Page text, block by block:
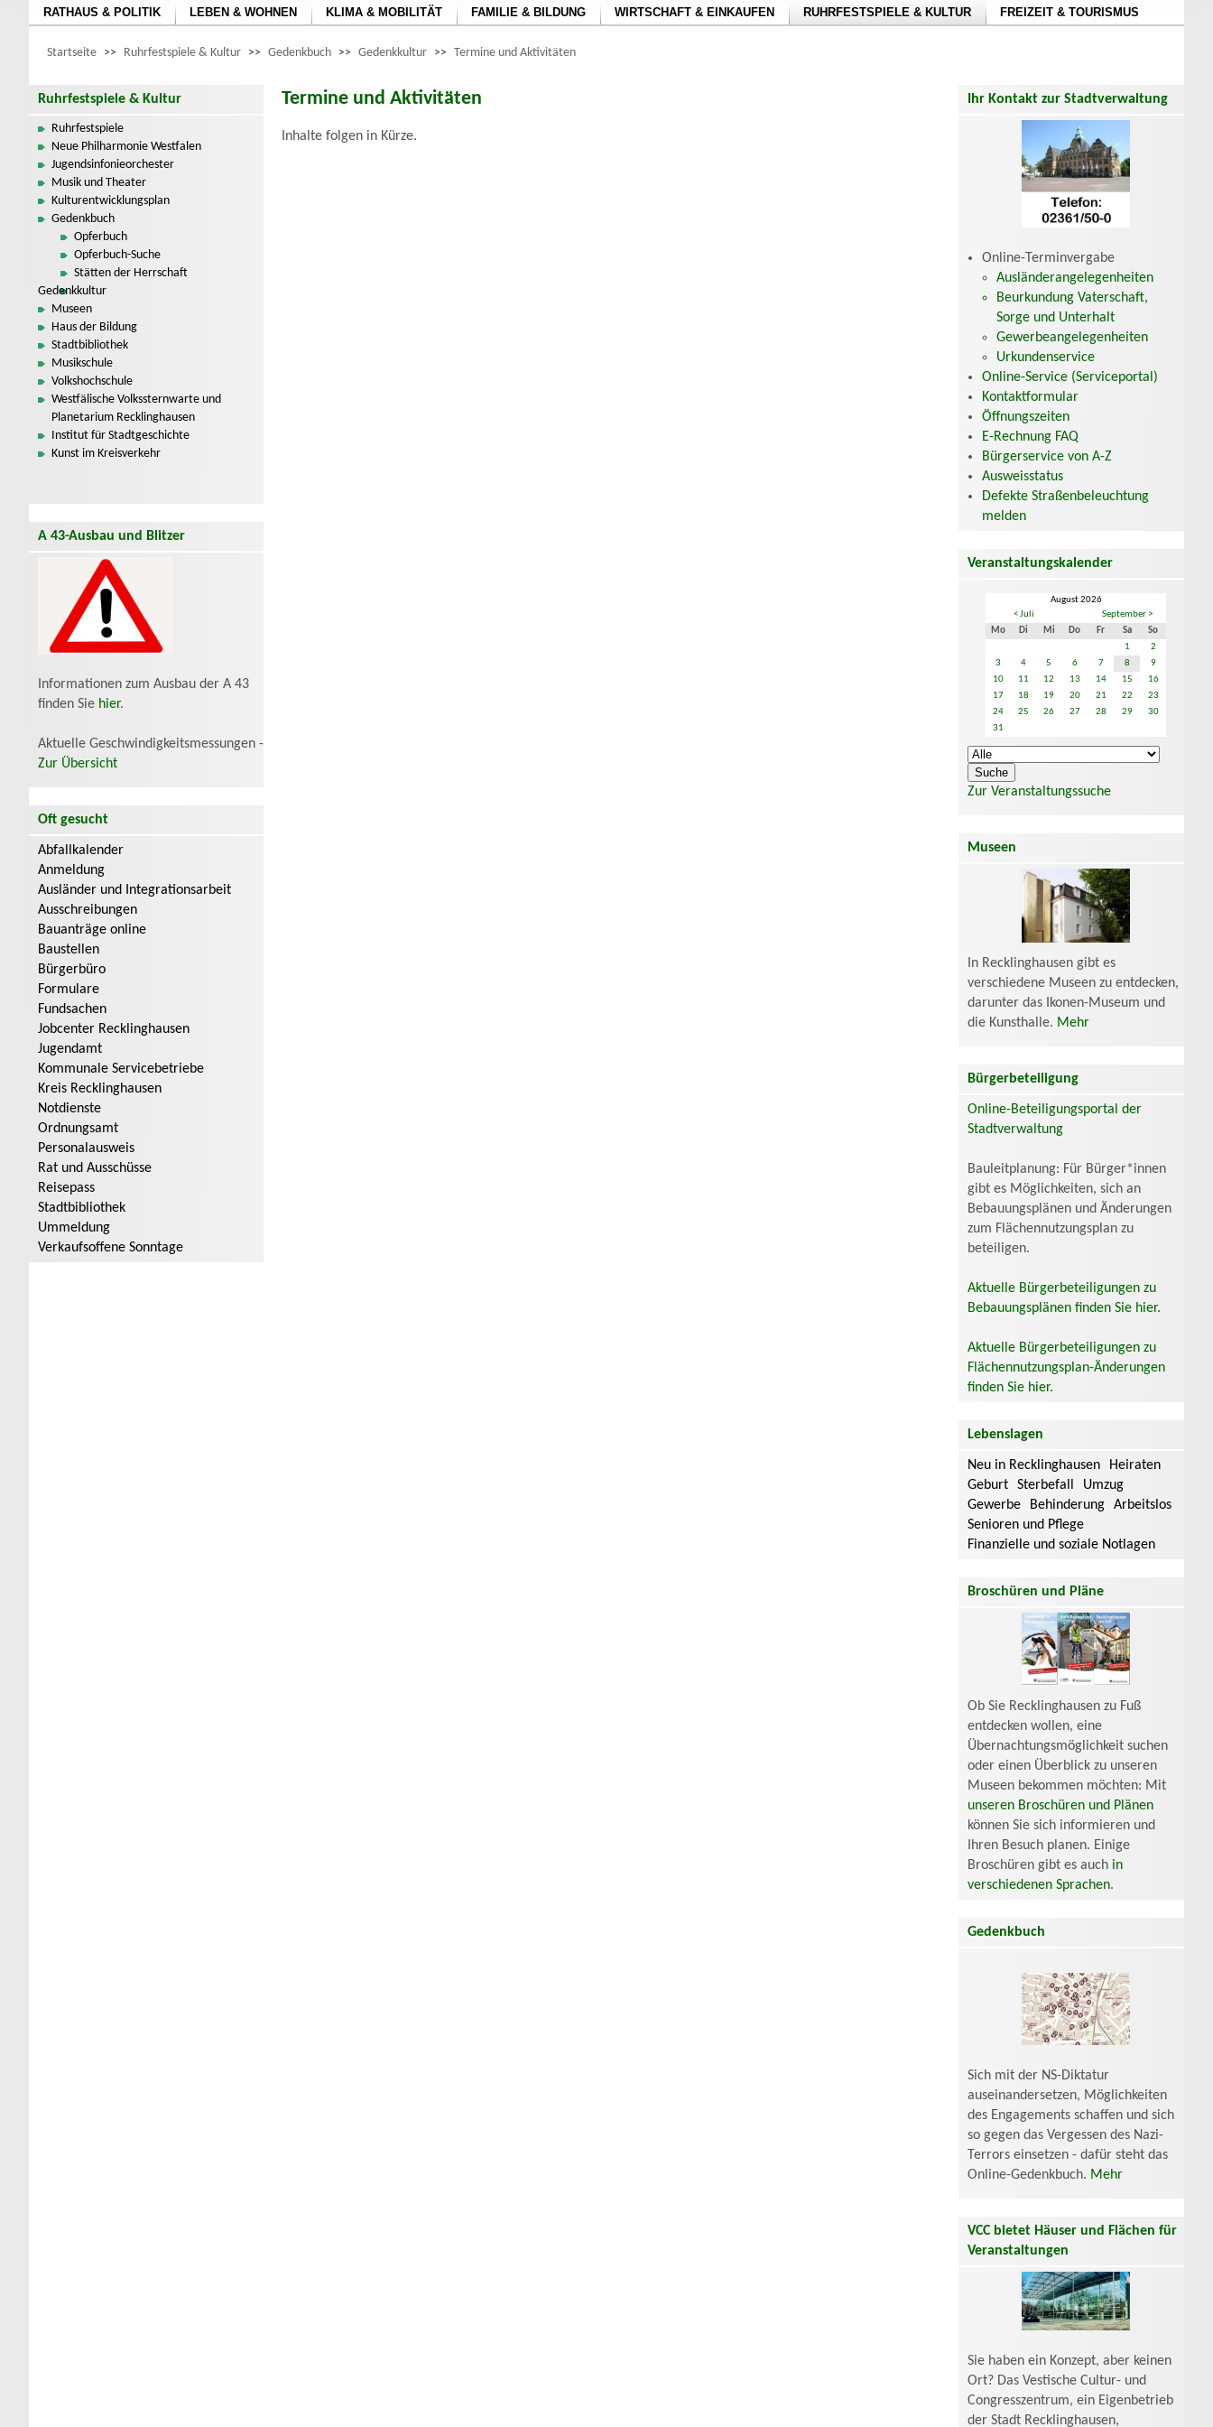
RATHAUS & POLITIK LEBEN & WOHNEN KLIMA & MOBILITÄT FAMILIE & BILDUNG WIRTSCHAFT & EINKAUFEN RUHRFESTSPIELE & KULTUR FREIZEIT & TOURISMUS
Startseite >> Ruhrfestspiele & Kultur >> Gedenkbuch >> Gedenkkultur >> Termine und Aktivitäten
Ruhrfestspiele & Kultur
Ruhrfestspiele
Neue Philharmonie Westfalen
Jugendsinfonieorchester
Musik und Theater
Kulturentwicklungsplan
Gedenkbuch
Opferbuch
Opferbuch-Suche
Stätten der Herrschaft
Gedenkkultur
Museen
Haus der Bildung
Stadtbibliothek
Musikschule
Volkshochschule
Westfälische Volkssternwarte und
Planetarium Recklinghausen
Institut für Stadtgeschichte
Kunst im Kreisverkehr
A 43-Ausbau und Blitzer
Informationen zum Ausbau der A 43
finden Sie hier.
Aktuelle Geschwindigkeitsmessungen -
Zur Übersicht
Oft gesucht
Abfallkalender
Anmeldung
Ausländer und Integrationsarbeit
Ausschreibungen
Bauanträge online
Baustellen
Bürgerbüro
Formulare
Fundsachen
Jobcenter Recklinghausen
Jugendamt
Kommunale Servicebetriebe
Kreis Recklinghausen
Notdienste
Ordnungsamt
Personalausweis
Rat und Ausschüsse
Reisepass
Stadtbibliothek
Ummeldung
Verkaufsoffene Sonntage
Termine und Aktivitäten
Inhalte folgen in Kürze.
Ihr Kontakt zur Stadtverwaltung
Online-Terminvergabe
Ausländerangelegenheiten
Beurkundung Vaterschaft,
Sorge und Unterhalt
Gewerbeangelegenheiten
Urkundenservice
Online-Service (Serviceportal)
Kontaktformular
Öffnungszeiten
E-Rechnung FAQ
Bürgerservice von A-Z
Ausweisstatus
Defekte Straßenbeleuchtung
melden
Veranstaltungskalender
August 2026
< Juli
September >
Mo
Di Mi Do Fr Sa
So
1
2
3
4 5 6 7 8
9
10
11 12 13 14 15
16
17
18 19 20 21 22
23
24
25 26 27 28 29
30
31
Zur Veranstaltungssuche
Museen
In Recklinghausen gibt es
verschiedene Museen zu entdecken,
darunter das Ikonen-Museum und
die Kunsthalle. Mehr
Bürgerbeteiligung
Online-Beteiligungsportal der
Stadtverwaltung
Bauleitplanung: Für Bürger*innen
gibt es Möglichkeiten, sich an
Bebauungsplänen und Änderungen
zum Flächennutzungsplan zu
beteiligen.
Aktuelle Bürgerbeteiligungen zu
Bebauungsplänen finden Sie hier.
Aktuelle Bürgerbeteiligungen zu
Flächennutzungsplan-Änderungen
finden Sie hier.
Lebenslagen
Neu in Recklinghausen
Heiraten
Geburt
Sterbefall
Umzug
Gewerbe
Behinderung
Arbeitslos
Senioren und Pflege
Finanzielle und soziale Notlagen
Broschüren und Pläne
Ob Sie Recklinghausen zu Fuß
entdecken wollen, eine
Übernachtungsmöglichkeit suchen
oder einen Überblick zu unseren
Museen bekommen möchten: Mit
unseren Broschüren und Plänen
können Sie sich informieren und
Ihren Besuch planen. Einige
Broschüren gibt es auch in
verschiedenen Sprachen.
Gedenkbuch
Sich mit der NS-Diktatur
auseinandersetzen, Möglichkeiten
des Engagements schaffen und sich
so gegen das Vergessen des Nazi-
Terrors einsetzen - dafür steht das
Online-Gedenkbuch. Mehr
VCC bietet Häuser und Flächen für
Veranstaltungen
Sie haben ein Konzept, aber keinen
Ort? Das Vestische Cultur- und
Congresszentrum, ein Eigenbetrieb
der Stadt Recklinghausen,